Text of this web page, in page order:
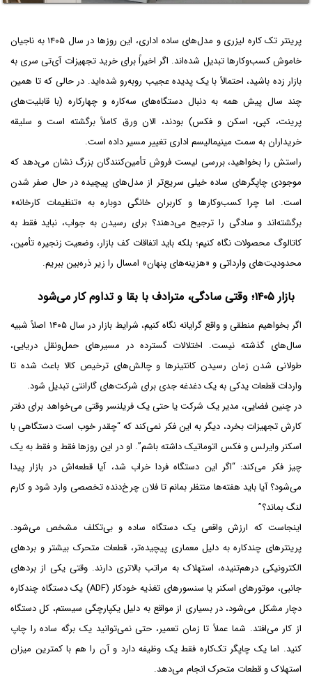
پرینتر تک کاره لیزری و مدل‌های ساده اداری، این روزها در سال ۱۴۰۵ به ناجیان
خاموش کسب‌وکارها تبدیل شده‌اند. اگر اخیراً برای خرید تجهیزات آی‌تی سری به
بازار زده باشید، احتمالاً با یک پدیده عجیب روبه‌رو شده‌اید. در حالی که تا همین
چند سال پیش همه به دنبال دستگاه‌های سه‌کاره و چهارکاره (با قابلیت‌های
پرینت، کپی، اسکن و فکس) بودند، الان ورق کاملاً برگشته است و سلیقه
خریداران به سمت مینیمالیسم اداری تغییر مسیر داده است.
راستش را بخواهید، بررسی لیست فروش تأمین‌کنندگان بزرگ نشان می‌دهد که
موجودی چاپگرهای ساده خیلی سریع‌تر از مدل‌های پیچیده در حال صفر شدن
است. اما چرا کسب‌وکارها و کاربران خانگی دوباره به «تنظیمات کارخانه»
برگشته‌اند و سادگی را ترجیح می‌دهند؟ برای رسیدن به جواب، نباید فقط به
کاتالوگ محصولات نگاه کنیم؛ بلکه باید اتفاقات کف بازار، وضعیت زنجیره تأمین،
محدودیت‌های وارداتی و «هزینه‌های پنهان» امسال را زیر ذره‌بین ببریم.
بازار ۱۴۰۵؛ وقتی سادگی، مترادف با بقا و تداوم کار می‌شود
اگر بخواهیم منطقی و واقع گرایانه نگاه کنیم، شرایط بازار در سال ۱۴۰۵ اصلاً شبیه
سال‌های گذشته نیست. اختلالات گسترده در مسیرهای حمل‌ونقل دریایی،
طولانی شدن زمان رسیدن کانتینرها و چالش‌های ترخیص کالا باعث شده تا
واردات قطعات یدکی به یک دغدغه جدی برای شرکت‌های گارانتی تبدیل شود.
در چنین فضایی، مدیر یک شرکت یا حتی یک فریلنسر وقتی می‌خواهد برای دفتر
کارش تجهیزات بخرد، دیگر به این فکر نمی‌کند که “چقدر خوب است دستگاهی با
اسکنر وایرلس و فکس اتوماتیک داشته باشم”. او در این روزها فقط و فقط به یک
چیز فکر می‌کند: “اگر این دستگاه فردا خراب شد، آیا قطعه‌اش در بازار پیدا
می‌شود؟ آیا باید هفته‌ها منتظر بمانم تا فلان چرخ‌دنده تخصصی وارد شود و کارم
لنگ بماند؟”
اینجاست که ارزش واقعی یک دستگاه ساده و بی‌تکلف مشخص می‌شود.
پرینترهای چندکاره به دلیل معماری پیچیده‌تر، قطعات متحرک بیشتر و بردهای
الکترونیکی درهم‌تنیده، استهلاک به مراتب بالاتری دارند. وقتی یکی از بردهای
جانبی، موتورهای اسکنر یا سنسورهای تغذیه خودکار (ADF) یک دستگاه چندکاره
دچار مشکل می‌شود، در بسیاری از مواقع به دلیل یکپارچگی سیستم، کل دستگاه
از کار می‌افتد. شما عملاً تا زمان تعمیر، حتی نمی‌توانید یک برگه ساده را چاپ
کنید. اما یک چاپگر تک‌کاره فقط یک وظیفه دارد و آن را هم با کمترین میزان
استهلاک و قطعات متحرک انجام می‌دهد.